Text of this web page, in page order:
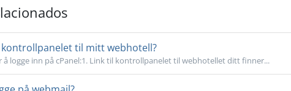
til mitt webhotell?
å logge inn på cPanel:1. Link til kontrollpanelet til webhotellet ditt finner...